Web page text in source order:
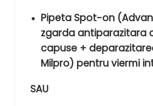
Pipeta Spot-on
zgarda antiparazitara
capuse +
Milpro) pentru viermi
SAU